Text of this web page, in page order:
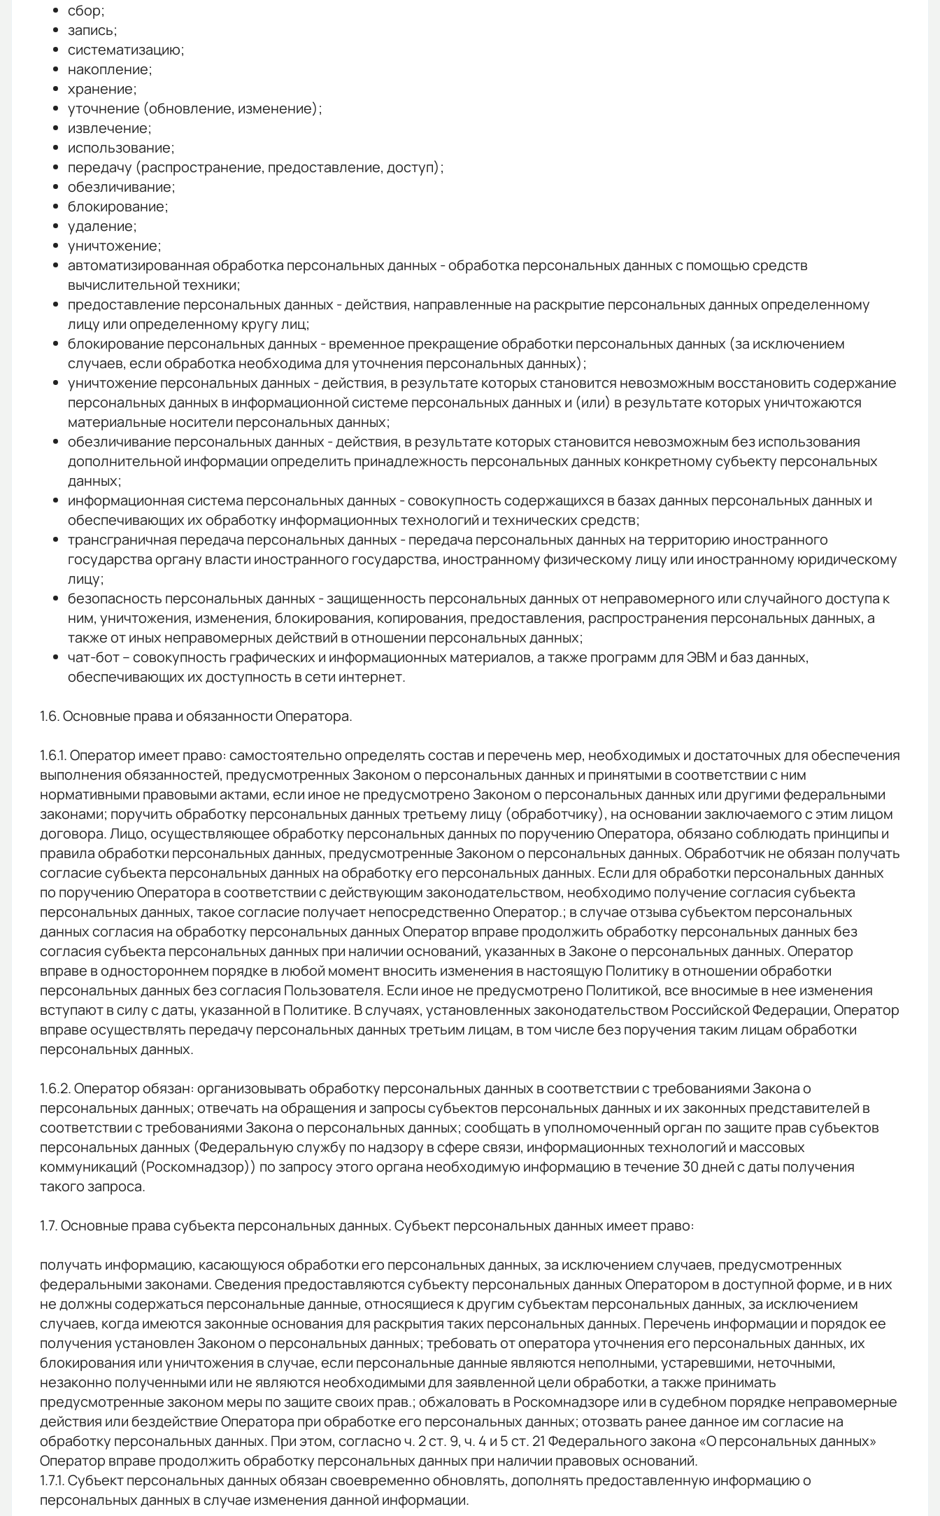
сбор;
запись;
систематизацию;
накопление;
хранение;
уточнение (обновление, изменение);
извлечение;
использование;
передачу (распространение, предоставление, доступ);
обезличивание;
блокирование;
удаление;
уничтожение;
автоматизированная обработка персональных данных - обработка персональных данных с помощью средств
вычислительной техники;
предоставление персональных данных - действия, направленные на раскрытие персональных данных определенному
лицу или определенному кругу лиц;
блокирование персональных данных - временное прекращение обработки персональных данных (за исключением
случаев, если обработка необходима для уточнения персональных данных);
уничтожение персональных данных - действия, в результате которых становится невозможным восстановить содержание
персональных данных в информационной системе персональных данных и (или) в результате которых уничтожаются
материальные носители персональных данных;
обезличивание персональных данных - действия, в результате которых становится невозможным без использования
дополнительной информации определить принадлежность персональных данных конкретному субъекту персональных
данных;
информационная система персональных данных - совокупность содержащихся в базах данных персональных данных и
обеспечивающих их обработку информационных технологий и технических средств;
трансграничная передача персональных данных - передача персональных данных на территорию иностранного
государства органу власти иностранного государства, иностранному физическому лицу или иностранному юридическому
лицу;
безопасность персональных данных - защищенность персональных данных от неправомерного или случайного доступа к
ним, уничтожения, изменения, блокирования, копирования, предоставления, распространения персональных данных, а
также от иных неправомерных действий в отношении персональных данных;
чат-бот – совокупность графических и информационных материалов, а также программ для ЭВМ и баз данных,
обеспечивающих их доступность в сети интернет.
1.6. Основные права и обязанности Оператора.
1.6.1. Оператор имеет право: самостоятельно определять состав и перечень мер, необходимых и достаточных для обеспечения
выполнения обязанностей, предусмотренных Законом о персональных данных и принятыми в соответствии с ним
нормативными правовыми актами, если иное не предусмотрено Законом о персональных данных или другими федеральными
законами; поручить обработку персональных данных третьему лицу (обработчику), на основании заключаемого с этим лицом
договора. Лицо, осуществляющее обработку персональных данных по поручению Оператора, обязано соблюдать принципы и
правила обработки персональных данных, предусмотренные Законом о персональных данных. Обработчик не обязан получать
согласие субъекта персональных данных на обработку его персональных данных. Если для обработки персональных данных
по поручению Оператора в соответствии с действующим законодательством, необходимо получение согласия субъекта
персональных данных, такое согласие получает непосредственно Оператор.; в случае отзыва субъектом персональных
данных согласия на обработку персональных данных Оператор вправе продолжить обработку персональных данных без
согласия субъекта персональных данных при наличии оснований, указанных в Законе о персональных данных. Оператор
вправе в одностороннем порядке в любой момент вносить изменения в настоящую Политику в отношении обработки
персональных данных без согласия Пользователя. Если иное не предусмотрено Политикой, все вносимые в нее изменения
вступают в силу с даты, указанной в Политике. В случаях, установленных законодательством Российской Федерации, Оператор
вправе осуществлять передачу персональных данных третьим лицам, в том числе без поручения таким лицам обработки
персональных данных.
1.6.2. Оператор обязан: организовывать обработку персональных данных в соответствии с требованиями Закона о
персональных данных; отвечать на обращения и запросы субъектов персональных данных и их законных представителей в
соответствии с требованиями Закона о персональных данных; сообщать в уполномоченный орган по защите прав субъектов
персональных данных (Федеральную службу по надзору в сфере связи, информационных технологий и массовых
коммуникаций (Роскомнадзор)) по запросу этого органа необходимую информацию в течение 30 дней с даты получения
такого запроса.
1.7. Основные права субъекта персональных данных. Субъект персональных данных имеет право:
получать информацию, касающуюся обработки его персональных данных, за исключением случаев, предусмотренных
федеральными законами. Сведения предоставляются субъекту персональных данных Оператором в доступной форме, и в них
не должны содержаться персональные данные, относящиеся к другим субъектам персональных данных, за исключением
случаев, когда имеются законные основания для раскрытия таких персональных данных. Перечень информации и порядок ее
получения установлен Законом о персональных данных; требовать от оператора уточнения его персональных данных, их
блокирования или уничтожения в случае, если персональные данные являются неполными, устаревшими, неточными,
незаконно полученными или не являются необходимыми для заявленной цели обработки, а также принимать
предусмотренные законом меры по защите своих прав.; обжаловать в Роскомнадзоре или в судебном порядке неправомерные
действия или бездействие Оператора при обработке его персональных данных; отозвать ранее данное им согласие на
обработку персональных данных. При этом, согласно ч. 2 ст. 9, ч. 4 и 5 ст. 21 Федерального закона «О персональных данных»
Оператор вправе продолжить обработку персональных данных при наличии правовых оснований.
1.7.1. Субъект персональных данных обязан своевременно обновлять, дополнять предоставленную информацию о
персональных данных в случае изменения данной информации.